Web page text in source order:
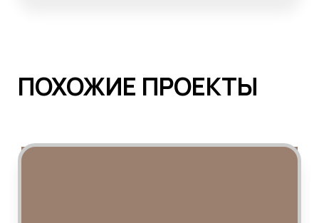
ПОХОЖИЕ ПРОЕКТЫ